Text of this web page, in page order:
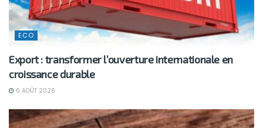
ECO
Export : transformer l’ouverture internationale en
croissance durable
6 AOÛT 2026